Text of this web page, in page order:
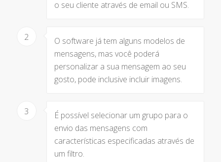
o seu cliente através de email ou SMS.
2
O software já tem alguns modelos de
mensagens, mas você poderá
personalizar a sua mensagem ao seu
gosto, pode inclusive incluir imagens.
3
É possível selecionar um grupo para o
envio das mensagens com
características especificadas através de
um filtro.